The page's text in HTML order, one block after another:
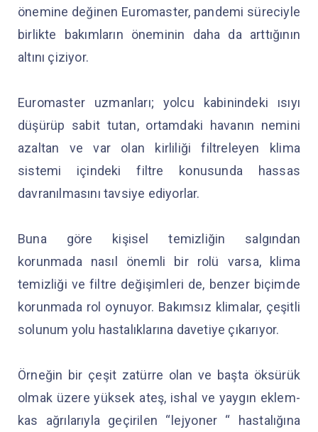
önemine değinen Euromaster, pandemi süreciyle
birlikte bakımların öneminin daha da arttığının
altını çiziyor.
Euromaster uzmanları; yolcu kabinindeki ısıyı
düşürüp sabit tutan, ortamdaki havanın nemini
azaltan ve var olan kirliliği filtreleyen klima
sistemi içindeki filtre konusunda hassas
davranılmasını tavsiye ediyorlar.
Buna göre kişisel temizliğin salgından
korunmada nasıl önemli bir rolü varsa, klima
temizliği ve filtre değişimleri de, benzer biçimde
korunmada rol oynuyor. Bakımsız klimalar, çeşitli
solunum yolu hastalıklarına davetiye çıkarıyor.
Örneğin bir çeşit zatürre olan ve başta öksürük
olmak üzere yüksek ateş, ishal ve yaygın eklem-
kas ağrılarıyla geçirilen “lejyoner “ hastalığına